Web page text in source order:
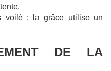
voilé ; la grâce utilise un
DE LA